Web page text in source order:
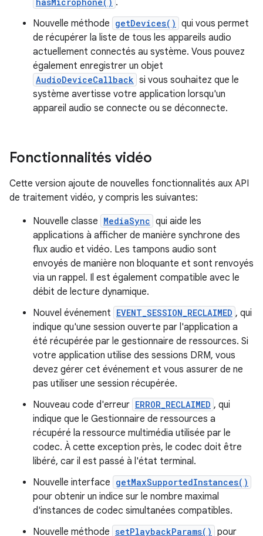
.
Nouvelle méthode getDevices() qui vous permet
de récupérer la liste de tous les appareils audio
actuellement connectés au système. Vous pouvez
également enregistrer un objet
AudioDeviceCallback si vous souhaitez que le
système avertisse votre application lorsqu'un
appareil audio se connecte ou se déconnecte.
Fonctionnalités vidéo
Cette version ajoute de nouvelles fonctionnalités aux API
de traitement vidéo, y compris les suivantes:
Nouvelle classe MediaSync qui aide les
applications à afficher de manière synchrone des
flux audio et vidéo. Les tampons audio sont
envoyés de manière non bloquante et sont renvoyés
via un rappel. Il est également compatible avec le
débit de lecture dynamique.
Nouvel événement EVENT_SESSION_RECLAIMED , qui
indique qu'une session ouverte par l'application a
été récupérée par le gestionnaire de ressources. Si
votre application utilise des sessions DRM, vous
devez gérer cet événement et vous assurer de ne
pas utiliser une session récupérée.
Nouveau code d'erreur ERROR_RECLAIMED , qui
indique que le Gestionnaire de ressources a
récupéré la ressource multimédia utilisée par le
codec. À cette exception près, le codec doit être
libéré, car il est passé à l'état terminal.
Nouvelle interface getMaxSupportedInstances()
pour obtenir un indice sur le nombre maximal
d'instances de codec simultanées compatibles.
Nouvelle méthode setPlaybackParams() pour